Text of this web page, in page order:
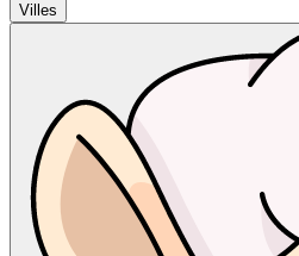
Villes